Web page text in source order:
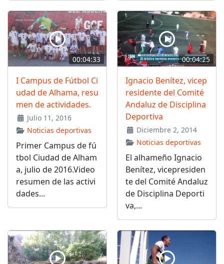
00:04:33
I Campus de Fútbol Ci
udad de Alhama, resu
men de actividades.
Julio 11, 2016
Noticias deportivas
Primer Campus de fú
tbol Ciudad de Alham
a, julio de 2016.Video
resumen de las activi
dades...
00:04:25
Ignacio Benítez, vicep
residente del Comité
Andaluz de Disciplina
Deportiva
Diciembre 2, 2014
Noticias deportivas
El alhameño Ignacio
Benítez, vicepresiden
te del Comité Andaluz
de Disciplina Deporti
va,...